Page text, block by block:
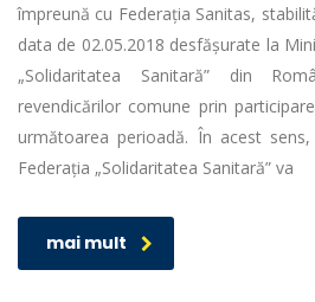
împreună cu Federația Sanitas,
data de 02.05.2018 desfășurate la
„Solidaritatea Sanitară” din
revendicărilor comune prin
următoarea perioadă. În acest
Federația „Solidaritatea Sanitară” va
mai mult